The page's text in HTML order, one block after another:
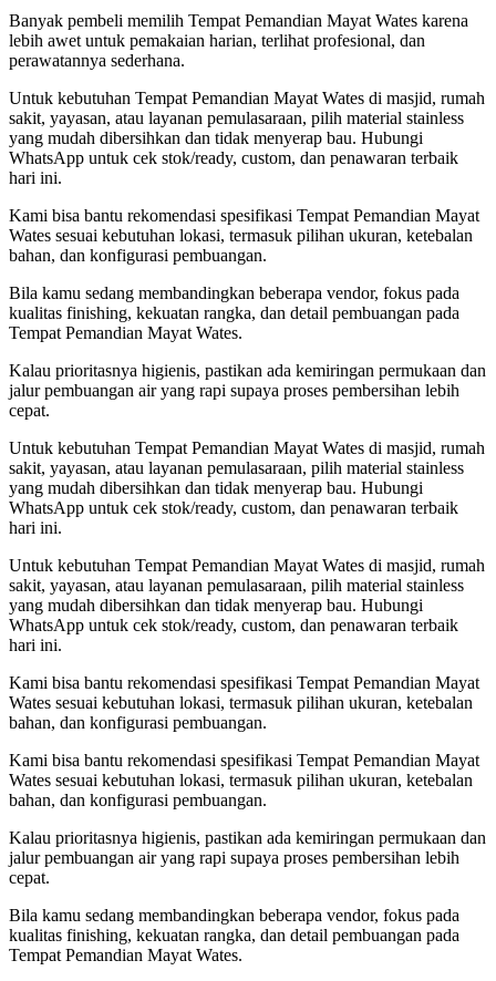
Banyak pembeli memilih Tempat Pemandian Mayat Wates karena
lebih awet untuk pemakaian harian, terlihat profesional, dan
perawatannya sederhana.
Untuk kebutuhan Tempat Pemandian Mayat Wates di masjid, rumah
sakit, yayasan, atau layanan pemulasaraan, pilih material stainless
yang mudah dibersihkan dan tidak menyerap bau. Hubungi
WhatsApp untuk cek stok/ready, custom, dan penawaran terbaik
hari ini.
Kami bisa bantu rekomendasi spesifikasi Tempat Pemandian Mayat
Wates sesuai kebutuhan lokasi, termasuk pilihan ukuran, ketebalan
bahan, dan konfigurasi pembuangan.
Bila kamu sedang membandingkan beberapa vendor, fokus pada
kualitas finishing, kekuatan rangka, dan detail pembuangan pada
Tempat Pemandian Mayat Wates.
Kalau prioritasnya higienis, pastikan ada kemiringan permukaan dan
jalur pembuangan air yang rapi supaya proses pembersihan lebih
cepat.
Untuk kebutuhan Tempat Pemandian Mayat Wates di masjid, rumah
sakit, yayasan, atau layanan pemulasaraan, pilih material stainless
yang mudah dibersihkan dan tidak menyerap bau. Hubungi
WhatsApp untuk cek stok/ready, custom, dan penawaran terbaik
hari ini.
Untuk kebutuhan Tempat Pemandian Mayat Wates di masjid, rumah
sakit, yayasan, atau layanan pemulasaraan, pilih material stainless
yang mudah dibersihkan dan tidak menyerap bau. Hubungi
WhatsApp untuk cek stok/ready, custom, dan penawaran terbaik
hari ini.
Kami bisa bantu rekomendasi spesifikasi Tempat Pemandian Mayat
Wates sesuai kebutuhan lokasi, termasuk pilihan ukuran, ketebalan
bahan, dan konfigurasi pembuangan.
Kami bisa bantu rekomendasi spesifikasi Tempat Pemandian Mayat
Wates sesuai kebutuhan lokasi, termasuk pilihan ukuran, ketebalan
bahan, dan konfigurasi pembuangan.
Kalau prioritasnya higienis, pastikan ada kemiringan permukaan dan
jalur pembuangan air yang rapi supaya proses pembersihan lebih
cepat.
Bila kamu sedang membandingkan beberapa vendor, fokus pada
kualitas finishing, kekuatan rangka, dan detail pembuangan pada
Tempat Pemandian Mayat Wates.